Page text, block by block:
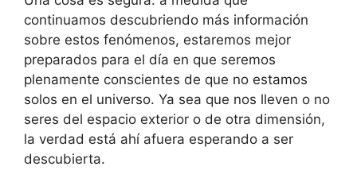
continuamos descubriendo más información
sobre estos fenómenos, estaremos mejor
preparados para el día en que seremos
plenamente conscientes de que no estamos
solos en el universo. Ya sea que nos lleven o no
seres del espacio exterior o de otra dimensión,
la verdad está ahí afuera esperando a ser
descubierta.